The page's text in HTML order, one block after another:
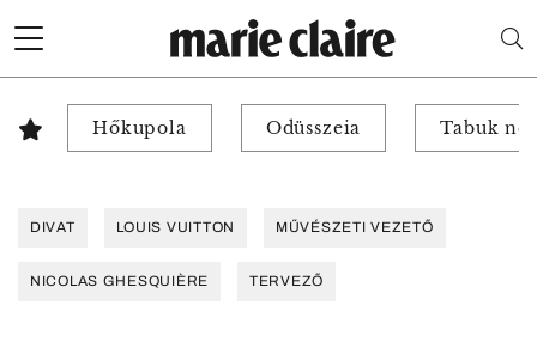
Hőkupola Odüsszeia Tabuk
DIVAT LOUIS VUITTON MŰVÉSZETI VEZETŐ
NICOLAS GHESQUIÈRE TERVEZŐ